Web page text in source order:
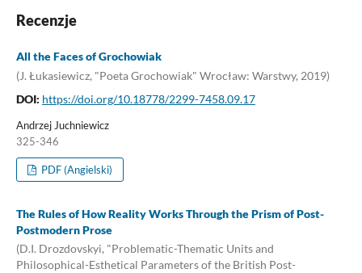
Recenzje
All the Faces of Grochowiak
(J. Łukasiewicz, "Poeta Grochowiak" Wrocław: Warstwy, 2019)
DOI: https://doi.org/10.18778/2299-7458.09.17
Andrzej Juchniewicz
325-346
PDF (Angielski)
The Rules of How Reality Works Through the Prism of Post-
Postmodern Prose
(D.I. Drozdovskyi, "Problematic-Thematic Units and
Philosophical-Esthetical Parameters of the British Post-